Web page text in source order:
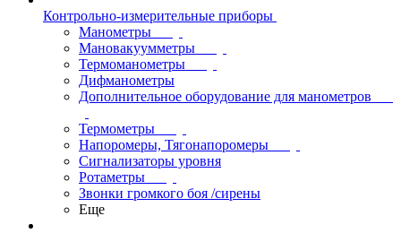
Контрольно-измерительные приборы
Манометры
Мановакуумметры
Термоманометры
Дифманометры
Дополнительное оборудование для манометров
Термометры
Напоромеры, Тягонапоромеры
Сигнализаторы уровня
Ротаметры
Звонки громкого боя /сирены
Еще